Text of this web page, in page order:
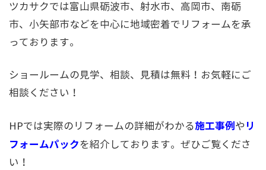
ツカサクでは富山県砺波市、射水市、高岡市、南砺
市、小矢部市などを中心に地域密着でリフォームを承
っております。
ショールームの見学、相談、見積は無料！お気軽にご
相談ください！
HPでは実際のリフォームの詳細がわかる施工事例やリ
フォームパックを紹介しております。ぜひご覧くださ
い！